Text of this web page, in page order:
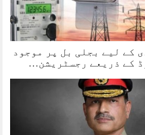
کے لیے بجلی بل پر موجود
کے ذریعے رجسٹریشن…